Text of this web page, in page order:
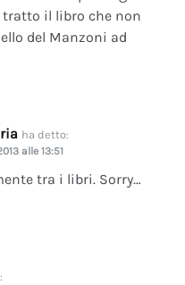
il libro che non
del Manzoni ad
ha detto:
alle 13:51
tra i libri. Sorry…